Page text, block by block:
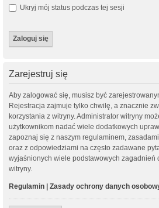
Ukryj mój status podczas tej sesji
Zarejestruj się
Aby zalogować się, musisz być
Rejestracja zajmuje tylko chwilę, a znacznie
korzystania z witryny. Administrator witryny
użytkownikom nadać wiele dodatkowych
zapoznaj się z naszym regulaminem,
oraz z odpowiedziami na często zadawane
wyjaśnionych wiele podstawowych zagadnień
witryny.
Regulamin | Zasady ochrony danych